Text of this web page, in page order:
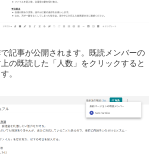
記事が公開されます。既読メンバーの
の既読した「人数」をクリックすると
。